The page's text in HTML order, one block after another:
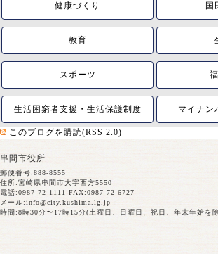
健康づくり 国
教育
スポーツ
生活困窮者支援・生活保護制度 マイナン
このブログを購読(RSS 2.0)
串間市役所
郵便番号:888-8555
住所:宮崎県串間市大字西方5550
電話:0987-72-1111 FAX:0987-72-6727
メール:info@city.kushima.lg.jp
時間:8時30分〜17時15分(土曜日、日曜日、祝日、年末年始を